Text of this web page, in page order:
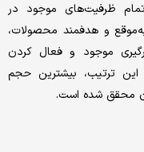
ظرفیت‌های موجود در
و هدفمند محصولات،
موجود و فعال کردن
این ترتیب، بیشترین حجم
محقق شده است.